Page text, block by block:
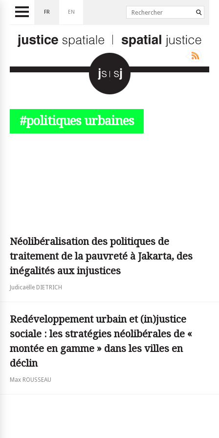
FR EN
#politiques urbaines
Néolibéralisation des politiques de
traitement de la pauvreté à Jakarta, des
inégalités aux injustices
Judicaëlle DIETRICH
Redéveloppement urbain et (in)justice
sociale : les stratégies néolibérales de «
montée en gamme » dans les villes en
déclin
Max ROUSSEAU